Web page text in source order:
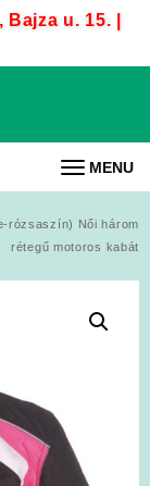
u. 15. |
MENU
rózsaszín) Női három
rétegű motoros kabát